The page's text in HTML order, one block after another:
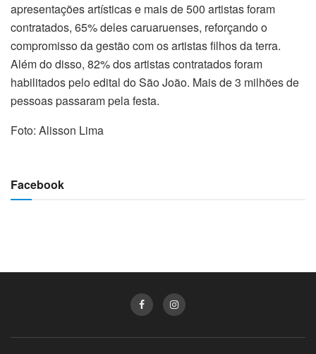
apresentações artísticas e mais de 500 artistas foram
contratados, 65% deles caruaruenses, reforçando o
compromisso da gestão com os artistas filhos da terra.
Além do disso, 82% dos artistas contratados foram
habilitados pelo edital do São João. Mais de 3 milhões de
pessoas passaram pela festa.
Foto: Alisson Lima
Facebook